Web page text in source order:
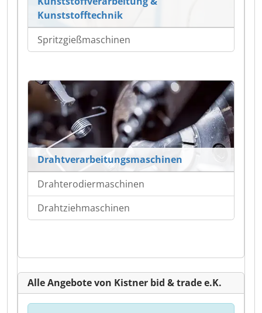
Kunststofftechnik
Spritzgießmaschinen
Drahtverarbeitungsmaschinen
Drahterodiermaschinen
Drahtziehmaschinen
Alle Angebote von Kistner bid & trade e.K.